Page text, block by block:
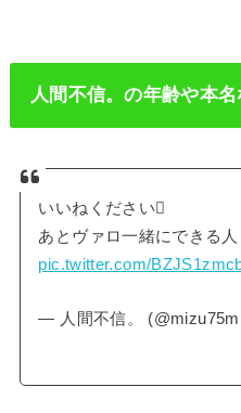
人間不信。の年齢や本
いいねください🫩
あとヴァロ一緒にできる
pic.twitter.com/
— 人間不信。